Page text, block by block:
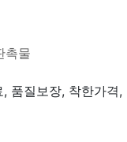
품질보장, 착한가격,